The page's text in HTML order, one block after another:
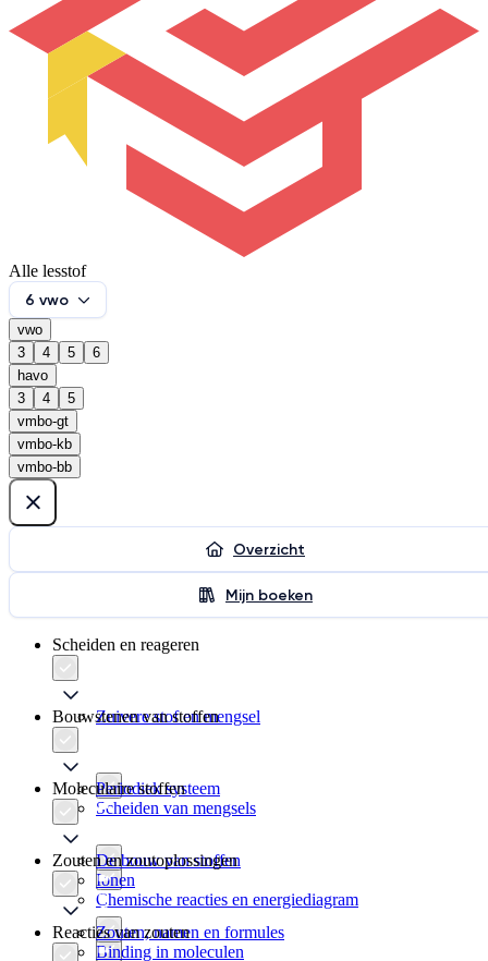
Alle lesstof
6 vwo
vwo
3
4 5
6
havo
3
4
5
vmbo-gt
vmbo-kb
vmbo-bb
Overzicht
Mijn boeken
Scheiden en reageren
Zuivere stof en mengsel
Scheiden van mengsels
Chemische reacties en energiediagram
Bouwstenen van stoffen
Periodiek systeem
Ionen
Moleculaire stoffen
De bouw van stoffen
Binding in moleculen
Zouten en zoutoplossingen
Zouten, namen en formules
Reacties van zouten